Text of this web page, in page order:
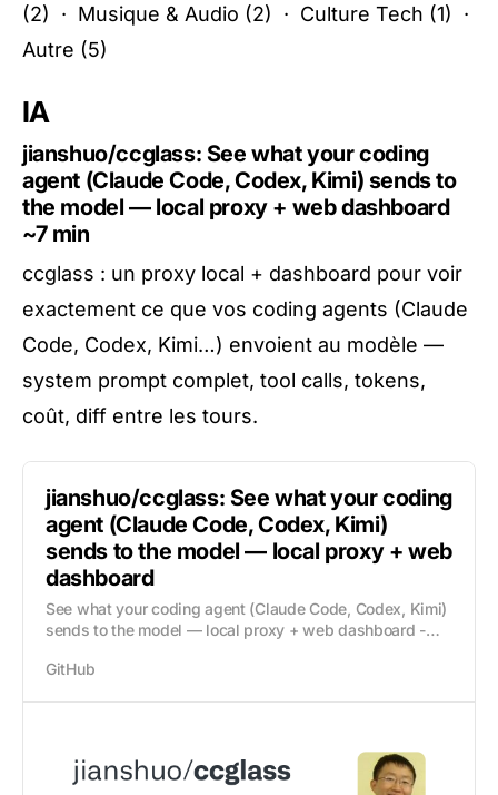
(2) · Musique & Audio (2) · Culture Tech (1) ·
Autre (5)
IA
jianshuo/ccglass: See what your coding
agent (Claude Code, Codex, Kimi) sends to
the model — local proxy + web dashboard
~7 min
ccglass : un proxy local + dashboard pour voir
exactement ce que vos coding agents (Claude
Code, Codex, Kimi…) envoient au modèle —
system prompt complet, tool calls, tokens,
coût, diff entre les tours.
jianshuo/ccglass: See what your coding
agent (Claude Code, Codex, Kimi)
sends to the model — local proxy + web
dashboard
See what your coding agent (Claude Code, Codex, Kimi)
sends to the model — local proxy + web dashboard -
GitHub